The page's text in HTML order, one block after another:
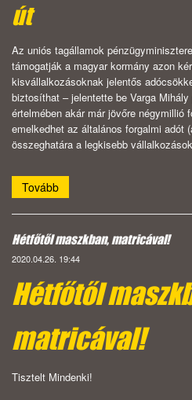
út
Az uniós tagállamok
támogatják a magyar kormány azon
kisvállalkozásoknak jelentős
biztosíthat – jelentette be Varga
értelmében akár már jövőre négymillió
emelkedhet az általános forgalmi adót
összeghatára a legkisebb
Tovább
Hétfőtől maszkban, matricával!
2020.04.26. 19:44
Hétfőtől
matricával!
Tisztelt Mindenki!